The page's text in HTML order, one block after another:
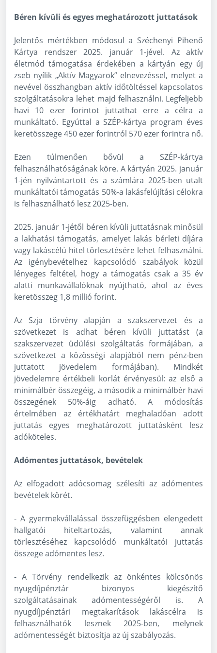
Béren kívüli és egyes meghatározott juttatások
Jelentős mértékben módosul a Széchenyi Pihenő
Kártya rendszer 2025. január 1-jével. Az aktív
életmód támogatása érdekében a kártyán egy új
zseb nyílik „Aktív Magyarok” elnevezéssel, melyet a
nevével összhangban aktív időtöltéssel kapcsolatos
szolgáltatásokra lehet majd felhasználni. Legfeljebb
havi 10 ezer forintot juttathat erre a célra a
munkáltató. Egyúttal a SZÉP-kártya program éves
keretösszege 450 ezer forintról 570 ezer forintra nő.
Ezen túlmenően bővül a SZÉP-kártya
felhasználhatóságának köre. A kártyán 2025. január
1-jén nyilvántartott és a számlára 2025-ben utalt
munkáltatói támogatás 50%-a lakásfelújítási célokra
is felhasználható lesz 2025-ben.
2025. január 1-jétől béren kívüli juttatásnak minősül
a lakhatási támogatás, amelyet lakás bérleti díjára
vagy lakáscélú hitel törlesztésére lehet felhasználni.
Az igénybevételhez kapcsolódó szabályok közül
lényeges feltétel, hogy a támogatás csak a 35 év
alatti munkavállalóknak nyújtható, ahol az éves
keretösszeg 1,8 millió forint.
Az Szja törvény alapján a szakszervezet és a
szövetkezet is adhat béren kívüli juttatást (a
szakszervezet üdülési szolgáltatás formájában, a
szövetkezet a közösségi alapjából nem pénz-ben
juttatott jövedelem formájában). Mindkét
jövedelemre értékbeli korlát érvényesül: az első a
minimálbér összegéig, a második a minimálbér havi
összegének 50%-áig adható. A módosítás
értelmében az értékhatárt meghaladóan adott
juttatás egyes meghatározott juttatásként lesz
adóköteles.
Adómentes juttatások, bevételek
Az elfogadott adócsomag szélesíti az adómentes
bevételek körét.
- A gyermekvállalással összefüggésben elengedett
hallgatói hiteltartozás, valamint annak
törlesztéséhez kapcsolódó munkáltatói juttatás
összege adómentes lesz.
- A Törvény rendelkezik az önkéntes kölcsönös
nyugdíjpénztár bizonyos kiegészítő
szolgáltatásainak adómentességéről is. A
nyugdíjpénztári megtakarítások lakáscélra is
felhasználhatók lesznek 2025-ben, melynek
adómentességét biztosítja az új szabályozás.